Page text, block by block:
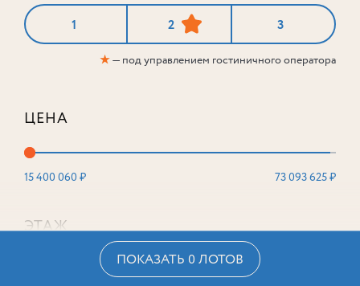
1 2 3
★— под управлением гостиничного оператора
ЦЕНА
15 400 060 ₽ 73 093 625 ₽
ЭТАЖ
ПОКАЗАТЬ 0 ЛОТОВ